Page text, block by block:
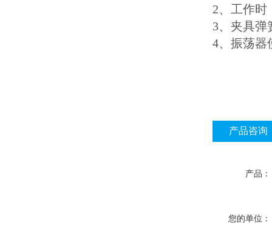
2、工作时
3、夹具弹
4、振荡器
产品咨询
产品：
您的单位：